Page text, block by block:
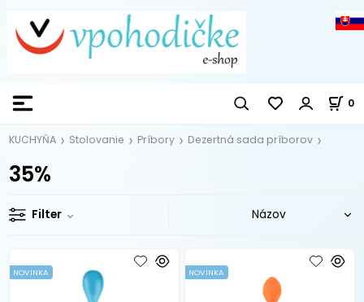
0
KUCHYŇA Stolovanie Príbory Dezertná sada príborov
35%
Filter
NOVINKA NOVINKA